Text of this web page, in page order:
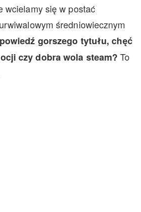
wcielamy się w postać
średniowiecznym
gorszego tytułu, chęć
czy dobra wola steam? To